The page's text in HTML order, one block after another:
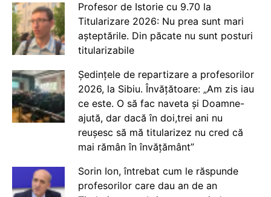
Profesor de Istorie cu 9.70 la
Titularizare 2026: Nu prea sunt mari
așteptările. Din păcate nu sunt posturi
titularizabile
Ședințele de repartizare a profesorilor
2026, la Sibiu. Învățătoare: „Am zis iau
ce este. O să fac naveta și Doamne-
ajută, dar dacă în doi,trei ani nu
reușesc să mă titularizez nu cred că
mai rămân în învățământ”
Sorin Ion, întrebat cum le răspunde
profesorilor care dau an de an